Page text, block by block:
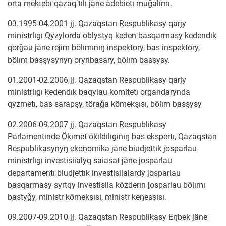
orta mektebı qazaq tılı jäne ädebietı mūǧalımı.
03.1995-04.2001 jj. Qazaqstan Respublikasy qarjy
ministrlıgı Qyzylorda oblystyq keden basqarmasy kedendık
qorǧau jäne rejim bölımınıŋ inspektory, bas inspektory,
bölım basşysynyŋ orynbasary, bölım basşysy.
01.2001-02.2006 jj. Qazaqstan Respublikasy qarjy
ministrlıgı kedendık baqylau komitetı organdarynda
qyzmetı, bas sarapşy, töraǧa kömekşısı, bölım basşysy
02.2006-09.2007 jj. Qazaqstan Respublikasy
Parlamentınde Ökımet ökıldılıgınıŋ bas ekspertı, Qazaqstan
Respublikasynyŋ ekonomika jäne biudjettık josparlau
ministrlıgı investisiialyq saiasat jäne josparlau
departamentı biudjettık investisiialardy josparlau
basqarmasy syrtqy investisiia közderın josparlau bölımı
bastyǧy, ministr kömekşısı, ministr keŋesşısı.
09.2007-09.2010 jj. Qazaqstan Respublikasy Eŋbek jäne